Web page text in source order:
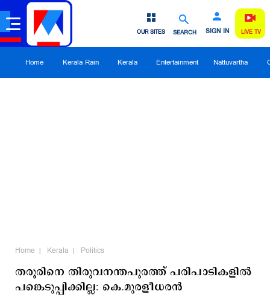
SEARCH SIGN IN
OUR SITES LIVE TV
Home Kerala Rain Kerala Entertainment Nattuvartha
Home Kerala Politics
തരൂരിനെ തിരുവനന്തപുരത്ത് പരിപാടികളില്‍
പങ്കെടുപ്പിക്കില്ല: കെ.മുരളീധരന്‍